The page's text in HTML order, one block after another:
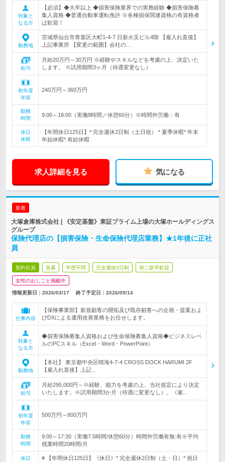
対象と
なる方
【必須】◆大卒以上 ◆損害保険業界での実務経験 ◆損害保険募
集人資格 ◆普通自動車運転免許 ※各種損保関連資格の有資格者
は歓迎！
勤務地
宮城県仙台市青葉区大町1-4-7 日新火災ビル4階 【雇入れ直後】
上記事業所 【変更の範囲】会社の…
給与
月給20万円～30万円 ※経験やスキルなどを考慮の上、決定いた
します。 ※試用期間3ヶ月（待遇変更なし）
初年度
年収
240万円～360万円
勤務
時間
9:00～18:00（実働8時間／休憩60分）※時間外労働：有
休日
休暇
【年間休日125日】* 完全週休2日制（土日祝） * 夏季休暇* 年末
年始休暇* 有給休暇
求人詳細を見る 気になる
新着
大塚倉庫株式会社 | 《安定基盤》東証プライム上場の大塚ホールディングス
グループ
保険代理店の【損害保険・生命保険代理店業務】★1年後に正社
員
契約社員 急募 学歴不問 完全週休2日制 第二新卒歓迎
女性のおしごと掲載中
情報更新日：2026/03/17 終了予定日： 2026/09/14
仕事内容
【保険事業部】新規顧客の開拓及び既存顧客への企画・提案およ
びDXによる運用改善業務をお任せします。
対象と
なる方
◆損害保険募集人資格および生命保険募集人資格◆ビジネスレベ
ルのPCスキル（Excel・Word・PowerPoint）
勤務地
【本社】 東京都中央区晴海4-7-4 CROSS DOCK HARUMI 2F
【雇入れ直後】上記…
給与
月給295,000円～※経験、能力を考慮の上、当社規定により決定
いたします。※試用期間3か月（待遇に変更なし）。《雇…
初年度
年収
500万円～800万円
勤務
時間
9:00～17:30（実働7.5時間/休憩60分）時間外労働有無:有※平均
残業時間20時間/月
休日
# 【年間休日125日】《休日》* 完全週休2日制（土・日）* 祝日